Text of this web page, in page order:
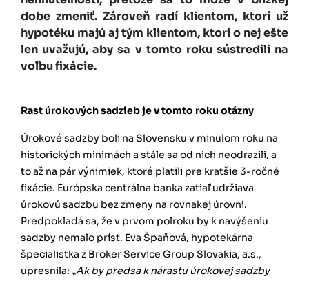
dobe zmeniť. Zároveň radí klientom, ktorí už
hypotéku majú aj tým klientom, ktorí o nej ešte
len uvažujú, aby sa v tomto roku sústredili na
voľbu fixácie.
Rast úrokových sadzieb je v tomto roku otázny
Úrokové sadzby boli na Slovensku v minulom roku na
historických minimách a stále sa od nich neodrazili, a
to až na pár výnimiek, ktoré platili pre kratšie 3-ročné
fixácie. Európska centrálna banka zatiaľ udržiava
úrokovú sadzbu bez zmeny na rovnakej úrovni.
Predpokladá sa, že v prvom polroku by k navýšeniu
sadzby nemalo prísť. Eva Špaňová, hypotekárna
špecialistka z Broker Service Group Slovakia, a.s.,
upresnila: „Ak by predsa k nárastu úrokovej sadzby